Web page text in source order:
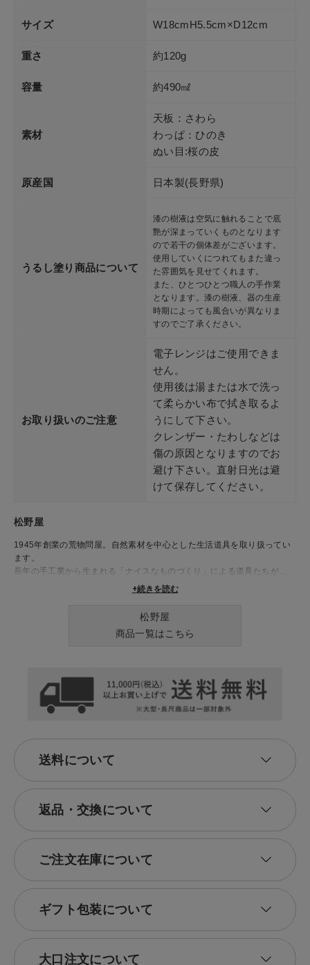
サイズ W18cmH5.5cm×D12cm
重さ 約120g
容量 約490㎖
素材
天板：さわら
わっぱ：ひのき
ぬい目:桜の皮
原産国 日本製(長野県)
うるし塗り商品について
漆の樹液は空気に触れることで底
艶が深まっていくものとなります
ので若干の個体差がございます。
使用していくにつれてもまた違っ
た雰囲気を見せてくれます。
また、ひとつひとつ職人の手作業
となります。漆の樹液、器の生産
時期によっても風合いが異なりま
すのでご了承ください。
お取り扱いのご注意
電子レンジはご使用できま
せん。
使用後は湯または水で洗っ
て柔らかい布で拭き取るよ
うにして下さい。
クレンザー・たわしなどは
傷の原因となりますのでお
避け下さい。直射日光は避
けて保存してください。
松野屋
1945年創業の荒物問屋。自然素材を中心とした生活道具を取り扱ってい
ます。
長年の手工業から生まれる「ナイスなものづくり」による道具たちが、
+続きを読む
松野屋
商品一覧はこちら
送料について
返品・交換について
ご注文在庫について
ギフト包装について
大口注文について